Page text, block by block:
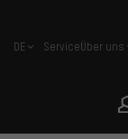
Deutsch
DE ServiceÜber uns